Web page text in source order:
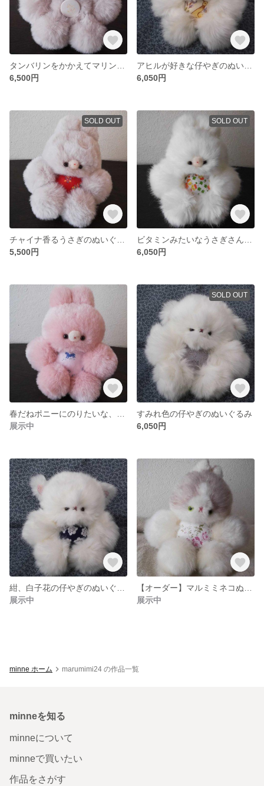
6,500円
6,050円
SOLD OUT
5,500円
SOLD OUT
6,050円
展示中
SOLD OUT
すみれ色の仔やぎのぬいぐるみ
6,050円
展示中
展示中
minne ホーム marumimi24 の作品一覧
minneを知る
minneについて
minneで買いたい
作品をさがす